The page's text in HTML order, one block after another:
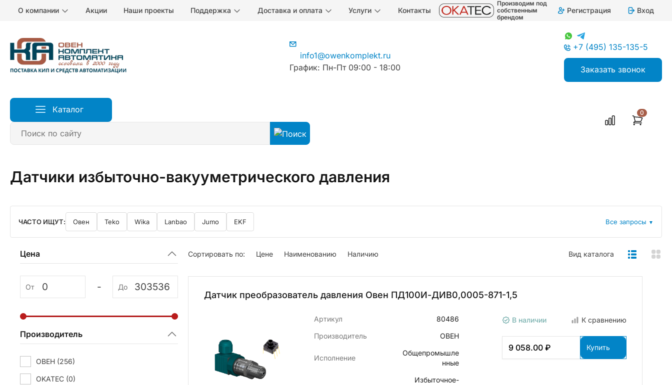
О компании Акции Наши проекты Поддержка Доставка и оплата Услуги Контакты
Производим под
собственным
брендом
Регистрация Вход
info1@owenkomplekt.ru
График: Пн-Пт 09:00 - 18:00
+7 (495) 135-135-5
Заказать звонок
Каталог 0
Главная Датчики Датчики избыточно-вакууметрического давления
Датчики избыточно-вакууметрического давления
ЧАСТО ИЩУТ: Овен Teko Wika Lanbao Jumo EKF Все запросы ▼
Цена
От - До
Производитель
ОВЕН (256)
OKATEC (0)
Сортировать по: Цене Наименованию Наличию Вид каталога
Датчик преобразователь давления Овен ПД100И-ДИВ0,0005-871-1,5
Артикул
80486
Производитель
ОВЕН
Исполнение
Общепромышле
нные
Избыточное-
В наличии К сравнению
9 058.00 ₽ Купить